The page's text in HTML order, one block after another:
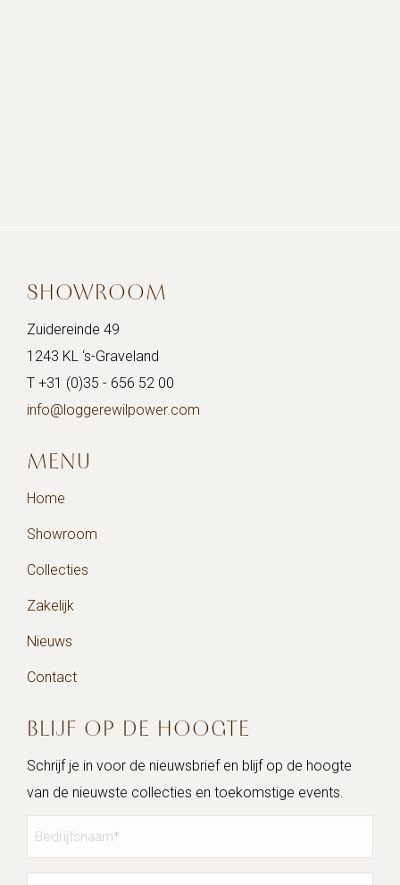
SHOWROOM
Zuidereinde 49
1243 KL ‘s-Graveland
T +31 (0)35 - 656 52 00
info@loggerewilpower.com
MENU
Home
Showroom
Collecties
Zakelijk
Nieuws
Contact
BLIJF OP DE HOOGTE
Schrijf je in voor de nieuwsbrief en blijf op de hoogte
van de nieuwste collecties en toekomstige events.